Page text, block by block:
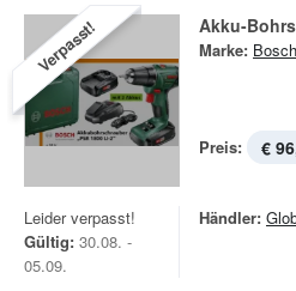
Verpasst! Akku-
Marke: Bosch
Preis: €
Leider verpasst!
Gültig: 30.08. -
05.09.
Händler: